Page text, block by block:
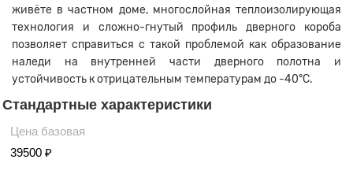
живёте в частном доме, многослойная теплоизолирующая
технология и сложно-гнутый профиль дверного короба
позволяет справиться с такой проблемой как образование
наледи на внутренней части дверного полотна и
устойчивость к отрицательным температурам до -40°C.
Стандартные характеристики
Цена базовая
39500 ₽